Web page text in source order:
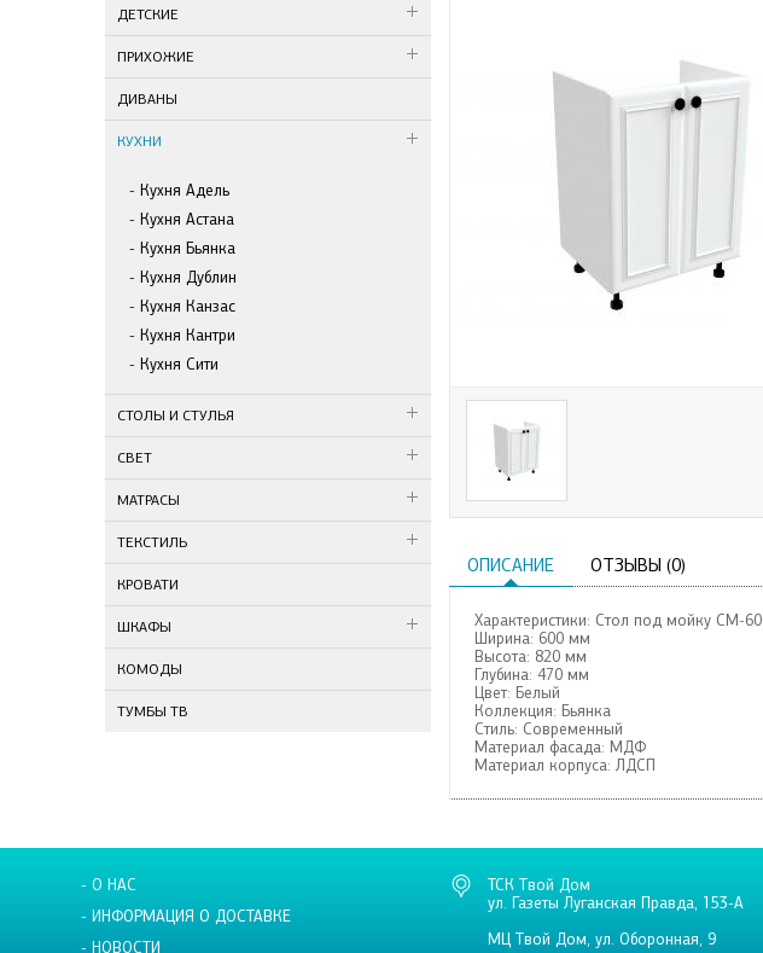
ДЕТСКИЕ
ПРИХОЖИЕ
ДИВАНЫ
КУХНИ
Кухня Адель
Кухня Астана
Кухня Бьянка
Кухня Дублин
Кухня Канзас
Кухня Кантри
Кухня Сити
СТОЛЫ И СТУЛЬЯ
СВЕТ
МАТРАСЫ
ТЕКСТИЛЬ
КРОВАТИ
ШКАФЫ
КОМОДЫ
ТУМБЫ ТВ
ОПИСАНИЕ ОТЗЫВЫ (0)
Характеристики: Стол под мойку СМ-60
Ширина: 600 мм
Высота: 820 мм
Глубина: 470 мм
Цвет: Белый
Коллекция: Бьянка
Стиль: Современный
Материал фасада: МДФ
Материал корпуса: ЛДСП
- О НАС
- ИНФОРМАЦИЯ О ДОСТАВКЕ
- НОВОСТИ
ТСК Твой Дом
ул. Газеты Луганская Правда, 153-А
МЦ Твой Дом, ул. Оборонная, 9